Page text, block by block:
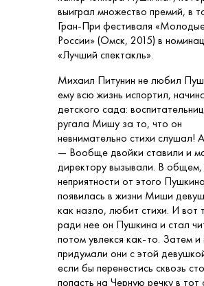
выиграл множество премий, в
Гран-При фестиваля
России» (Омск, 2015) в
«Лучший спектакль».
Михаил Питунин не любил
ему всю жизнь испортил,
детского сада:
ругала Мишу за то, что он
невнимательно стихи слушал!
— Вообще двойки ставили и
директору вызывали. В
неприятности от этого
появилась в жизни Миши
как назло, любит стихи. И вот
ради нее он Пушкина и стал
потом увлекся как-то. Затем и
придумали они с этой
если бы перенестись сквозь
попасть на Черную речку в тот